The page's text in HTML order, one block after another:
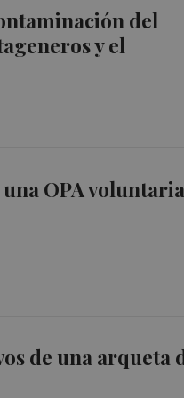
del
y el
OPA
de una arqueta